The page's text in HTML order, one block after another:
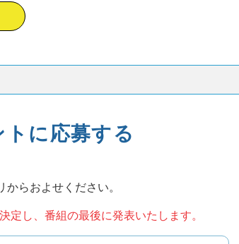
に応募する
らおよせください。
し、番組の最後に発表いたします。